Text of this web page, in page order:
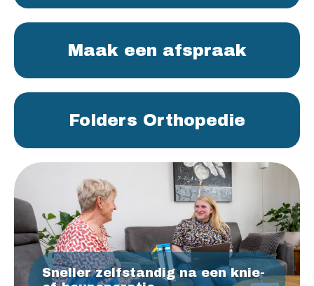
Maak een afspraak
Folders Orthopedie
Sneller zelfstandig na een knie-